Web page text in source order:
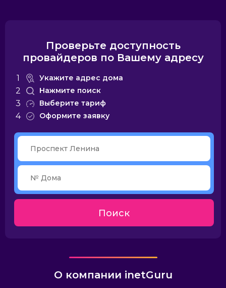
Электронный
щит
Севен Скай Стальнет
Проверьте доступность
провайдеров по Вашему адресу
1 Укажите адрес дома
2 Нажмите поиск
3 Выберите тариф
4 Оформите заявку
Поиск
О компании inetGuru